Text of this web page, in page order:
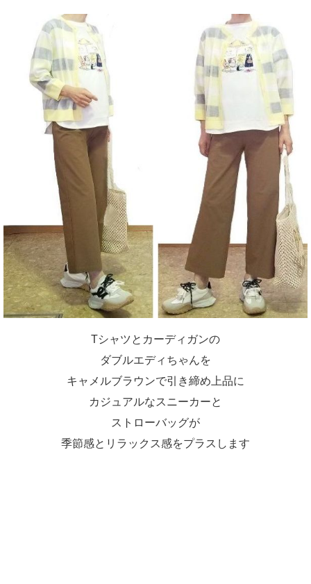
Tシャツとカーディガンの
ダブルエディちゃんを
キャメルブラウンで引き締め上品に
カジュアルなスニーカーと
ストローバッグが
季節感とリラックス感をプラスします